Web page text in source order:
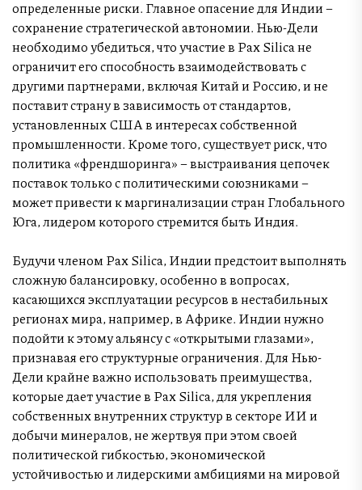
определенные риски. Главное опасение для Индии –
сохранение стратегической автономии. Нью-Дели
необходимо убедиться, что участие в Pax Silica не
ограничит его способность взаимодействовать с
другими партнерами, включая Китай и Россию, и не
поставит страну в зависимость от стандартов,
установленных США в интересах собственной
промышленности. Кроме того, существует риск, что
политика «френдшоринга» – выстраивания цепочек
поставок только с политическими союзниками –
может привести к маргинализации стран Глобального
Юга, лидером которого стремится быть Индия.
Будучи членом Pax Silica, Индии предстоит выполнять
сложную балансировку, особенно в вопросах,
касающихся эксплуатации ресурсов в нестабильных
регионах мира, например, в Африке. Индии нужно
подойти к этому альянсу с «открытыми глазами»,
признавая его структурные ограничения. Для Нью-
Дели крайне важно использовать преимущества,
которые дает участие в Pax Silica, для укрепления
собственных внутренних структур в секторе ИИ и
добычи минералов, не жертвуя при этом своей
политической гибкостью, экономической
устойчивостью и лидерскими амбициями на мировой